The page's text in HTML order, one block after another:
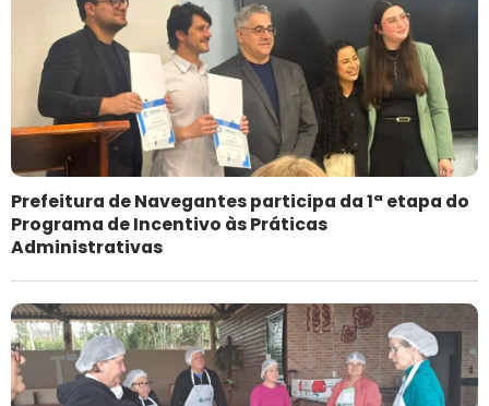
Prefeitura de Navegantes participa da 1ª etapa do
Programa de Incentivo às Práticas
Administrativas